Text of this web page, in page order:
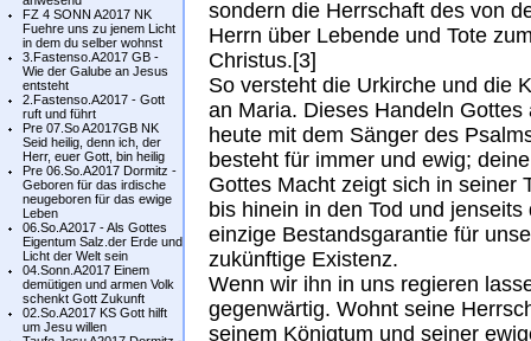
FZ 4 SONN A2017 NK
Fuehre uns zu jenem Licht
in dem du selber wohnst
3.Fastenso.A2017 GB -
Wie der Galube an Jesus
entsteht
2.Fastenso.A2017 - Gott
ruft und führt
Pre 07.So A2017GB NK
Seid heilig, denn ich, der
Herr, euer Gott, bin heilig
Pre 06.So.A2017 Dormitz -
Geboren für das irdische
neugeboren für das ewige
Leben
06.So.A2017 - Als Gottes
Eigentum Salz.der Erde und
Licht der Welt sein
04.Sonn.A2017 Einem
demütigen und armen Volk
schenkt Gott Zukunft
02.So.A2017 KS Gott hilft
um Jesu willen
sondern die Herrschaft des von
Herrn über Lebende und Tote
Christus.[3]
So versteht die Urkirche und die
an Maria. Dieses Handeln
heute mit dem Sänger des
besteht für immer und ewig;
Gottes Macht zeigt sich in seiner
bis hinein in den Tod und
einzige Bestandsgarantie für
zukünftige Existenz.
Wenn wir ihn in uns regieren
gegenwärtig. Wohnt seine
seinem Königtum und seiner